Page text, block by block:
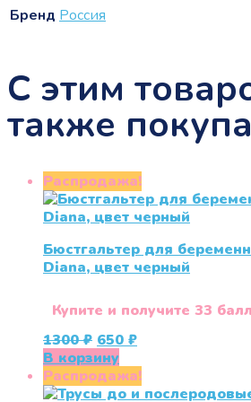
Бренд Россия
С этим
также
Распродажа!
Бюстгальтер для
Diana, цвет черный
Купите и получите 33
1300₽ Первоначальная
цена
составляла
1300 ₽.
650₽Текущая
650 ₽.
В корзину
Распродажа!